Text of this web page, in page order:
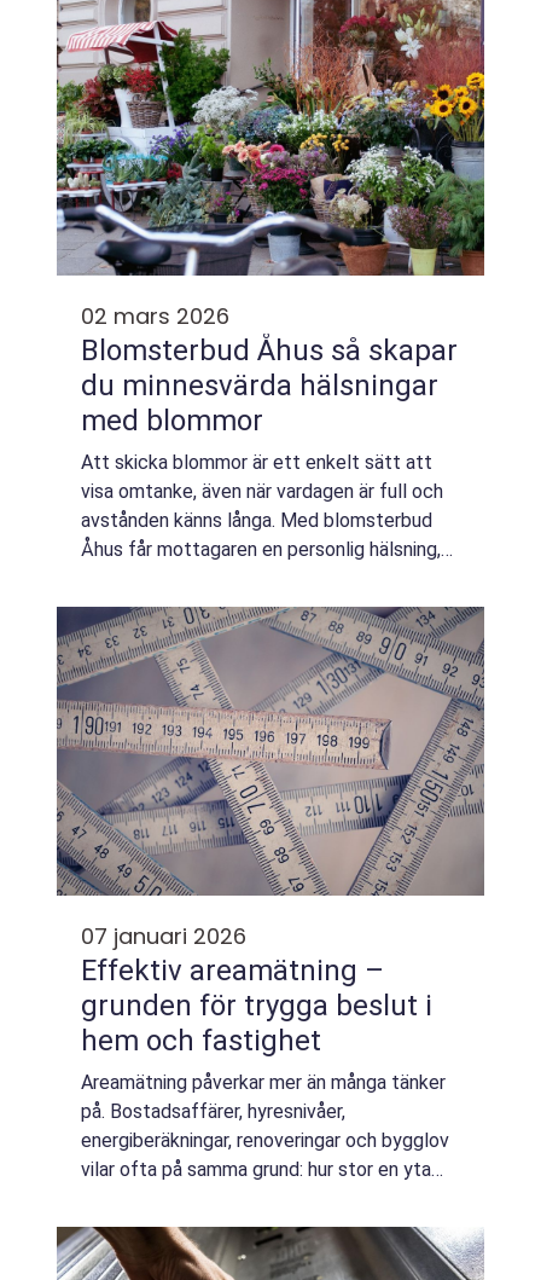
söker...
02 mars 2026
Blomsterbud Åhus så skapar
du minnesvärda hälsningar
med blommor
Att skicka blommor är ett enkelt sätt att
visa omtanke, även när vardagen är full och
avstånden känns långa. Med blomsterbud
Åhus får mottagaren en personlig hälsning,
eller kyrkan. För många handlar det in...
07 januari 2026
Effektiv areamätning –
grunden för trygga beslut i
hem och fastighet
Areamätning påverkar mer än många tänker
på. Bostadsaffärer, hyresnivåer,
energiberäkningar, renoveringar och bygglov
vilar ofta på samma grund: hur stor en yta